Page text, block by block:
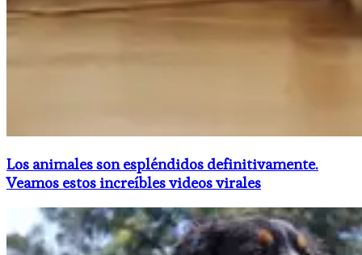
Los animales son espléndidos definitivamente.
Veamos estos increíbles videos virales